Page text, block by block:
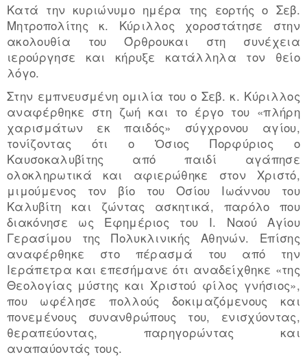
Κατά την κυριώνυμο ημέρα της εορτής ο Σεβ.
Μητροπολίτης κ. Κύριλλος χοροστάτησε στην
ακολουθία του Όρθρουκαι στη συνέχεια
ιερούργησε και κήρυξε κατάλληλα τον θείο
λόγο.
Στην εμπνευσμένη ομιλία του ο Σεβ. κ. Κύριλλος
αναφέρθηκε στη ζωή και το έργο του «πλήρη
χαρισμάτων εκ παιδός» σύγχρονου αγίου,
τονίζοντας ότι ο Ὀσιος Πορφύριος ο
Καυσοκαλυβίτης από παιδί αγάπησε
ολοκληρωτικά και αφιερώθηκε στον Χριστό,
μιμούμενος τον βίο του Οσίου Ιωάννου του
Καλυβίτη και ζώντας ασκητικά, παρόλο που
διακόνησε ως Εφημέριος του Ι. Ναού Αγίου
Γερασίμου της Πολυκλινικής Αθηνών. Επίσης
αναφέρθηκε στο πέρασμά του από την
Ιεράπετρα και επεσήμανε ότι αναδείχθηκε «της
Θεολογίας μύστης και Χριστού φίλος γνήσιος»,
που ωφέλησε πολλούς δοκιμαζόμενους και
πονεμένους συνανθρώπους του, ενισχύοντας,
θεραπεύοντας, παρηγορώντας και
αναπαύοντάς τους.